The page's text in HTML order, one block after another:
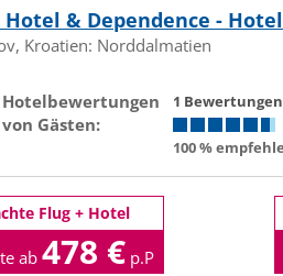
& Dependence - Hotel
Kroatien: Norddalmatien
Hotelbewertungen
von Gästen:
1
100 %
Flug + Hotel
ab478 € p.P